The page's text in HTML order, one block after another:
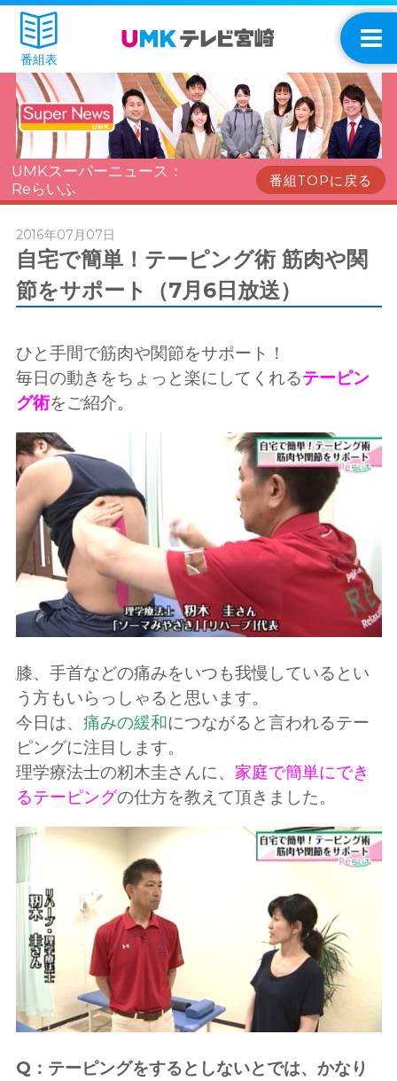
番組表
UMKスーパーニュース：
Reらいふ
番組TOPに戻る
2016年07月07日
自宅で簡単！テーピング術 筋肉や関
節をサポート（7月6日放送）
ひと手間で筋肉や関節をサポート！
毎日の動きをちょっと楽にしてくれるテーピン
グ術をご紹介。
膝、手首などの痛みをいつも我慢しているとい
う方もいらっしゃると思います。
今日は、 痛みの緩和につながると言われるテー
ピングに注目します。
理学療法士の籾木圭さんに、 家庭で簡単にでき
るテーピングの仕方を教えて頂きました。
Q：テーピングをするとしないとでは、かなり